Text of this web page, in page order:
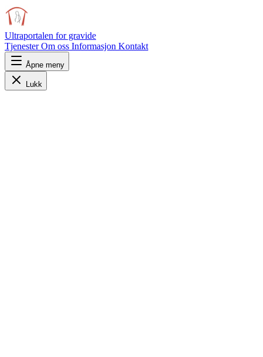
Ultraportalen for gravide
TjenesterOm oss Informasjon Kontakt
Åpne meny
Lukk